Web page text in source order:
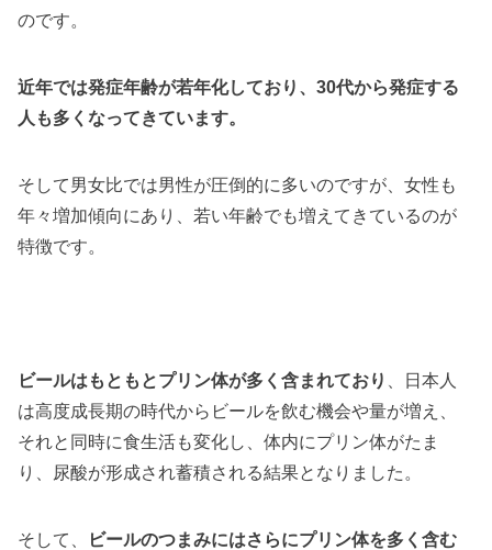
のです。
近年では発症年齢が若年化しており、30代から発症する
人も多くなってきています。
そして男女比では男性が圧倒的に多いのですが、女性も
年々増加傾向にあり、若い年齢でも増えてきているのが
特徴です。
ビールはもともとプリン体が多く含まれており
、日本人
は高度成長期の時代からビールを飲む機会や量が増え、
それと同時に食生活も変化し、体内にプリン体がたま
り、尿酸が形成され蓄積される結果となりました。
そして、
ビールのつまみにはさらにプリン体を多く含む